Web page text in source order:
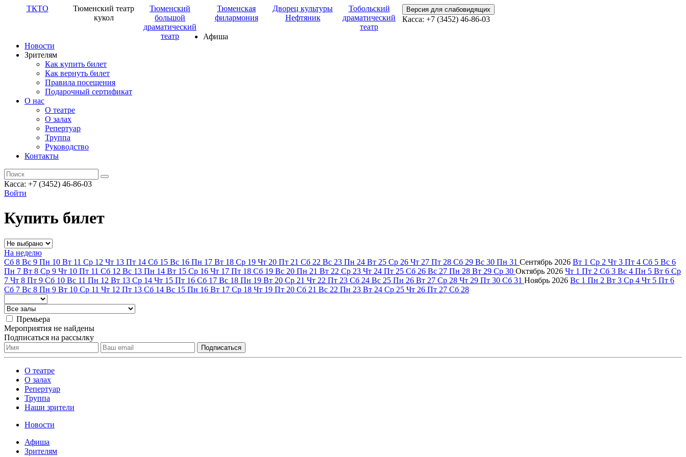
ТКТО
Тюменский театр
кукол
Тюменский
большой
драматический
театр
Тюменская
филармония
Дворец культуры
Нефтяник
Тобольский
драматический
театр
Версия для слабовидящих
Касса: +7 (3452) 46-86-03
Афиша
Новости
Зрителям
Как купить билет
Как вернуть билет
Правила посещения
Подарочный сертификат
О нас
О театре
О залах
Репертуар
Труппа
Руководство
Контакты
Касса: +7 (3452) 46-86-03
Войти
Купить билет
На неделю
Сб 8 Вс 9 Пн 10 Вт 11 Ср 12 Чт 13 Пт 14 Сб 15 Вс 16 Пн 17 Вт 18 Ср 19 Чт 20 Пт 21 Сб 22 Вс 23 Пн 24 Вт 25 Ср 26 Чт 27 Пт 28 Сб 29 Вс 30 Пн 31 Сентябрь 2026 Вт 1 Ср 2 Чт 3 Пт 4 Сб 5 Вс 6
Пн 7 Вт 8 Ср 9 Чт 10 Пт 11 Сб 12 Вс 13 Пн 14 Вт 15 Ср 16 Чт 17 Пт 18 Сб 19 Вс 20 Пн 21 Вт 22 Ср 23 Чт 24 Пт 25 Сб 26 Вс 27 Пн 28 Вт 29 Ср 30 Октябрь 2026 Чт 1 Пт 2 Сб 3 Вс 4 Пн 5 Вт 6 Ср
7 Чт 8 Пт 9 Сб 10 Вс 11 Пн 12 Вт 13 Ср 14 Чт 15 Пт 16 Сб 17 Вс 18 Пн 19 Вт 20 Ср 21 Чт 22 Пт 23 Сб 24 Вс 25 Пн 26 Вт 27 Ср 28 Чт 29 Пт 30 Сб 31 Ноябрь 2026 Вс 1 Пн 2 Вт 3 Ср 4 Чт 5 Пт 6
Сб 7 Вс 8 Пн 9 Вт 10 Ср 11 Чт 12 Пт 13 Сб 14 Вс 15 Пн 16 Вт 17 Ср 18 Чт 19 Пт 20 Сб 21 Вс 22 Пн 23 Вт 24 Ср 25 Чт 26 Пт 27 Сб 28
Премьера
Мероприятия не найдены
Подписаться на рассылку
О театре
О залах
Репертуар
Труппа
Наши зрители
Новости
Афиша
Зрителям